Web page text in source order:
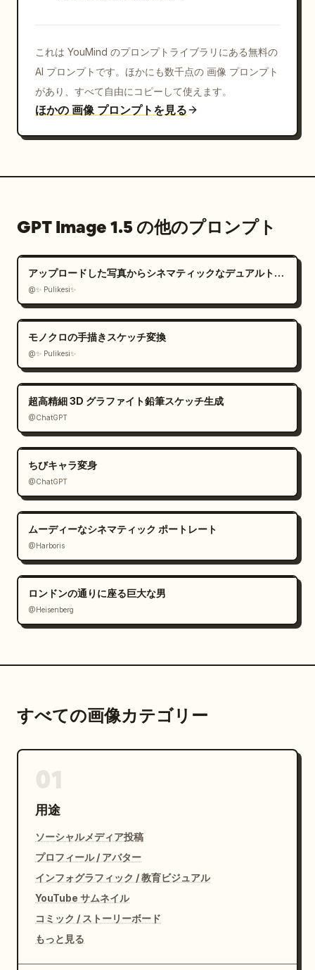
これは YouMind のプロンプトライブラリにある無料の
AI プロンプトです。ほかにも数千点の 画像 プロンプト
があり、すべて自由にコピーして使えます。
ほかの 画像 プロンプトを見る
GPT Image 1.5 の他のプロンプト
アップロードした写真からシネマティックなデュアルトーンポートレートを作成
@✨ Pulikesi✨
モノクロの手描きスケッチ変換
@✨ Pulikesi✨
超高精細 3D グラファイト鉛筆スケッチ生成
@ChatGPT
ちびキャラ変身
@ChatGPT
ムーディーなシネマティック ポートレート
@Harboris
ロンドンの通りに座る巨大な男
@Heisenberg
すべての画像カテゴリー
用途
ソーシャルメディア投稿
プロフィール / アバター
インフォグラフィック / 教育ビジュアル
YouTube サムネイル
コミック / ストーリーボード
もっと見る